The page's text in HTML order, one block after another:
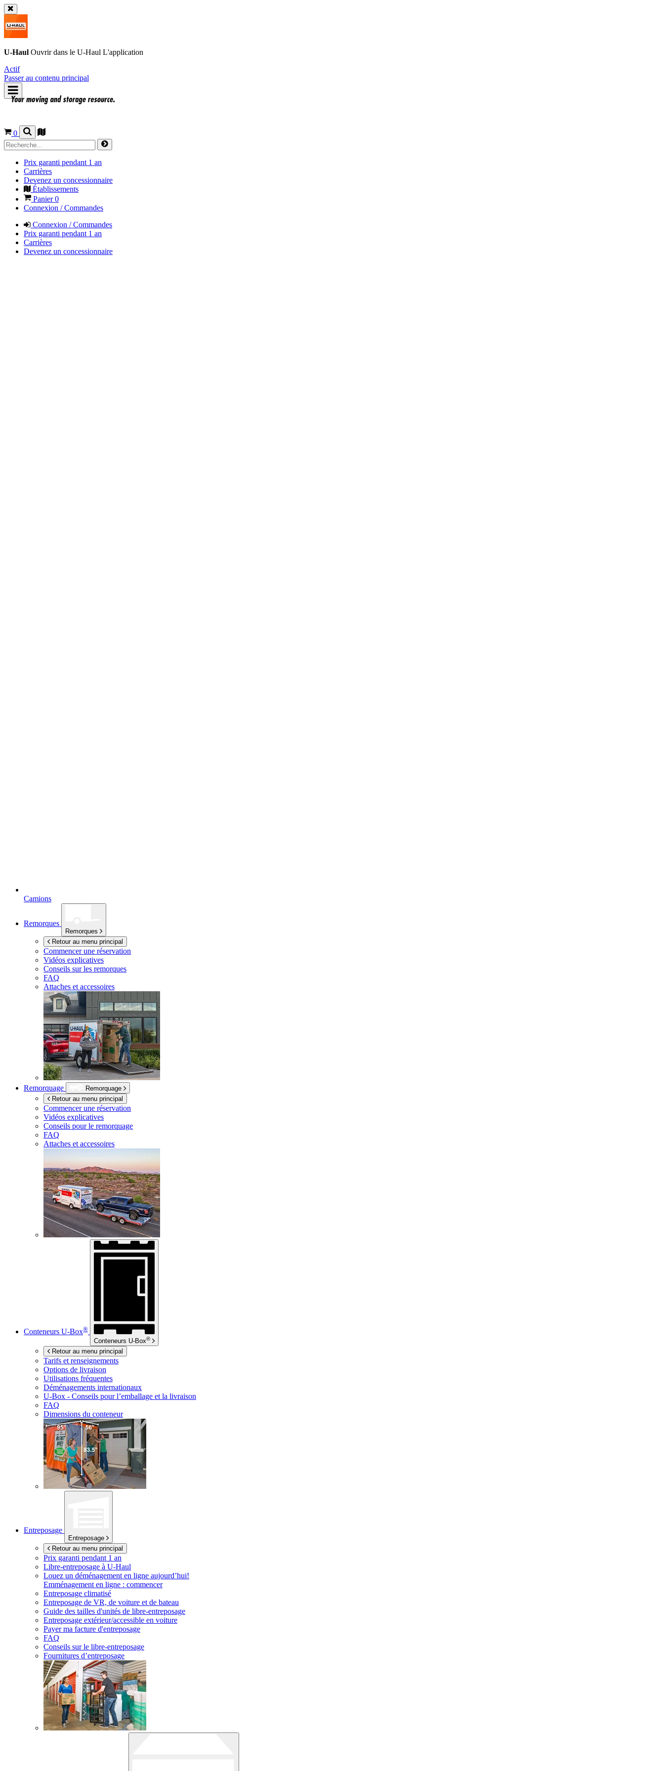
U-Haul Ouvrir dans le U-Haul L'application
Actif
Passer au contenu principal
0
Prix garanti pendant 1 an
Carrières
Devenez un concessionnaire
Établissements
Panier0
Connexion / Commandes
Connexion / Commandes
Prix garanti pendant 1 an
Carrières
Devenez un concessionnaire
Camions
Remorques
Remorques
Retour au menu principal
Commencer une réservation
Vidéos explicatives
Conseils sur les remorques
FAQ
Attaches et accessoires
Remorquage
Remorquage
Retour au menu principal
Commencer une réservation
Vidéos explicatives
Conseils pour le remorquage
FAQ
Attaches et accessoires
Conteneurs U-Box®
Conteneurs U-Box®
Retour au menu principal
Tarifs et renseignements
Options de livraison
Utilisations fréquentes
Déménagements internationaux
U-Box - Conseils pour l’emballage et la livraison
FAQ
Dimensions du conteneur
Entreposage
Entreposage
Retour au menu principal
Prix garanti pendant 1 an
Libre-entreposage à U-Haul
Louez un déménagement en ligne aujourd’hui!
Emménagement en ligne : commencer
Entreposage climatisé
Entreposage de VR, de voiture et de bateau
Guide des tailles d'unités de libre-entreposage
Entreposage extérieur/accessible en voiture
Payer ma facture d'entreposage
FAQ
Conseils sur le libre-entreposage
Fournitures d’entreposage